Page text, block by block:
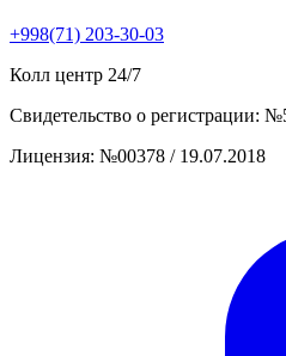
+998(71) 203-30-03
Колл центр 24/7
Свидетельство о регистрации:
Лицензия: №00378 / 19.07.2018